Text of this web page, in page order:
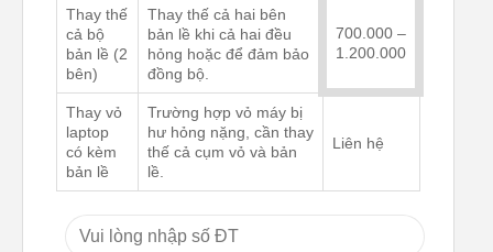
Thay thế
cả bộ
bản lề (2
bên)
Thay thế cả hai bên
bản lề khi cả hai đều
hỏng hoặc để đảm bảo
đồng bộ.
700.000 –
1.200.000
Thay vỏ
laptop
có kèm
bản lề
Trường hợp vỏ máy bị
hư hỏng nặng, cần thay
thế cả cụm vỏ và bản
lề.
Liên hệ